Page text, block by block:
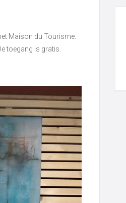
Maison du Tourisme.
toegang is gratis.